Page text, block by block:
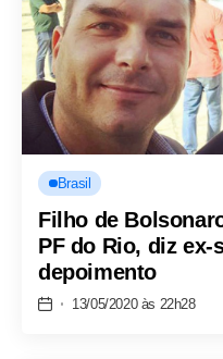
Brasil
Filho de
PF do Rio, diz
depoimento
13/05/2020 às 22h28